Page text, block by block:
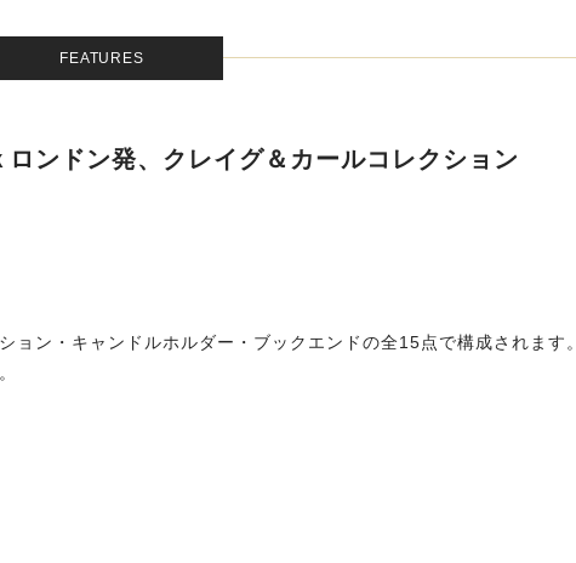
FEATURES
ンドン発、クレイグ＆カールコレクション
ン・キャンドルホルダー・ブックエンドの全15点で構成されます。